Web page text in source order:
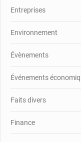
Entreprises
Environnement
Évènements
Événements
Faits divers
Finance